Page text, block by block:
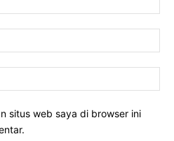
situs web saya di browser ini